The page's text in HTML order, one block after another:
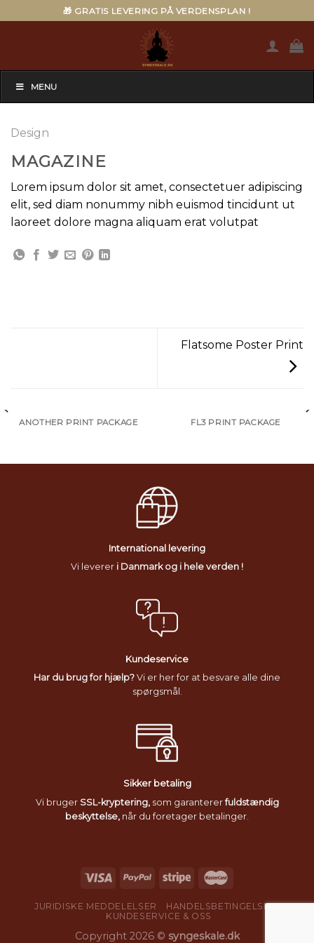
to
🎁 GRATIS LEVERING PÅ VERDENSPLAN !
MENU
Design
MAGAZINE
Lorem ipsum dolor sit amet, consectetuer adipiscing
elit, sed diam nonummy nibh euismod tincidunt ut
laoreet dolore magna aliquam erat volutpat
Flatsome Poster Print
ANOTHER PRINT PACKAGE FL3 PRINT PACKAGE
International levering
Vi leverer i Danmark og i hele verden !
Kundeservice
Har du brug for hjælp? Vi er her for at besvare alle dine
spørgsmål.
Sikker betaling
Vi bruger SSL-kryptering,som garantererfuldstændig
beskyttelse, når du foretager betalinger.
JURIDISKE MEDDELELSER
HANDELSBETINGELSER
KUNDESERVICE & OSS
Copyright 2026 © syngeskale.dk